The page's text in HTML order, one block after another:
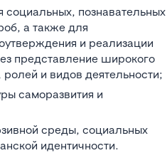
социальных,
а также для
и реализации
представление широкого
и видов деятельности;
саморазвития и
среды, социальных
идентичности.